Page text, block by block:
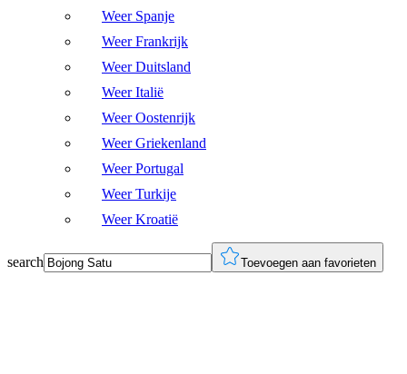
Weer Spanje
Weer Frankrijk
Weer Duitsland
Weer Italië
Weer Oostenrijk
Weer Griekenland
Weer Portugal
Weer Turkije
Weer Kroatië
search Toevoegen aan favorieten